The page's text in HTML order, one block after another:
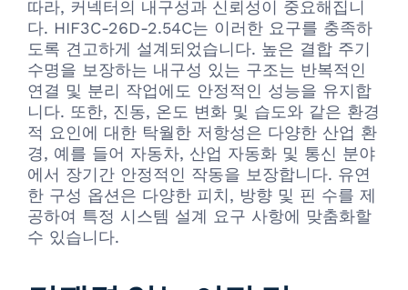
따라, 커넥터의 내구성과 신뢰성이 중요해집니
다. HIF3C-26D-2.54C는 이러한 요구를 충족하
도록 견고하게 설계되었습니다. 높은 결합 주기
수명을 보장하는 내구성 있는 구조는 반복적인
연결 및 분리 작업에도 안정적인 성능을 유지합
니다. 또한, 진동, 온도 변화 및 습도와 같은 환경
적 요인에 대한 탁월한 저항성은 다양한 산업 환
경, 예를 들어 자동차, 산업 자동화 및 통신 분야
에서 장기간 안정적인 작동을 보장합니다. 유연
한 구성 옵션은 다양한 피치, 방향 및 핀 수를 제
공하여 특정 시스템 설계 요구 사항에 맞춤화할
수 있습니다.